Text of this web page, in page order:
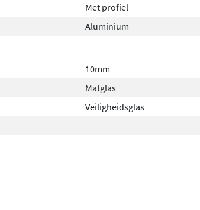
Met profiel
Aluminium
10mm
Matglas
Veiligheidsglas